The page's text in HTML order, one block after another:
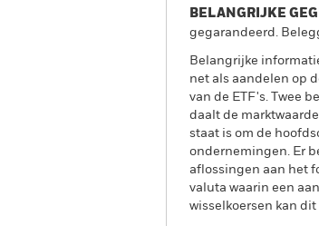
BELANGRIJKE
gegarandeerd.
Belangrijke
net als aandelen op
van de ETF's. Twee
daalt de
staat is om de
ondernemingen. Er
aflossingen aan het
valuta waarin een
wisselkoersen kan